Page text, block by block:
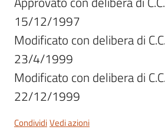
Tutti
gli
argomenti
Seguici
su
15/12/1997
Modificato con delibera di
23/4/1999
Modificato con delibera di
22/12/1999
CondividiVedi azioni